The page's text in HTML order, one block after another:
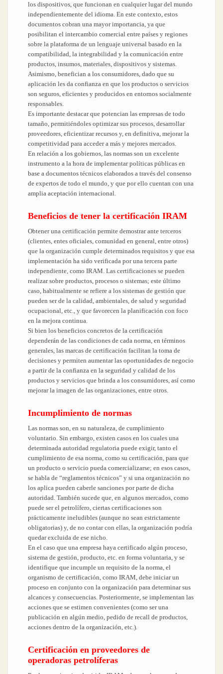
los dispositivos, que funcionan en cualquier lugar del mundo
independientemente del idioma. En este contexto, estos
documentos cobran una mayor importancia, ya que
posibilitan el intercambio comercial entre países y regiones
sobre la plataforma de un lenguaje universal basado en la
compatibilidad, la integrabilidad y la comunicación entre
productos, insumos, materiales, dispositivos y sistemas.
Asimismo, benefician a los consumidores, dado que su
aplicación les da confianza en que los productos o servicios
son seguros, eficientes y producidos en entornos socialmente
responsables.
Es importante destacar que potencian las empresas de todo
tamaño, permitiéndoles optimizar sus procesos, desarrollar
proveedores, eficientizar recursos y, en definitiva, mejorar la
competitividad para acceder a más y mejores mercados.
En relación a los gobiernos, las normas son un excelente
instrumento a la hora de implementar políticas públicas en
base a documentos técnicos elaborados a través del consenso
de expertos de todo el mundo, y que por ello cuentan con una
amplia aceptación internacional.
Beneficios de tener la certificación IRAM
Obtener una certificación permite demostrar ante terceros
(clientes, entes oficiales, comunidad en general, entre otros)
que la organización cumple determinados requisitos y que esa
implementación ha sido verificada por una tercera parte
independiente, como IRAM. Las certificaciones se pueden
realizar sobre productos, procesos o sistemas; este último
caso, habitualmente se refiere a los sistemas de gestión que
pueden ser de la calidad, ambientales, de salud y seguridad
ocupacional, etc., y que favorecen la planificación con foco
en la mejora continua.
Si bien los beneficios concretos de la certificación
dependerán de las condiciones de cada norma, en términos
generales, las marcas de certificación facilitan la toma de
decisiones y permiten aumentar las oportunidades de negocio
a partir de la confianza en la seguridad y calidad de los
productos y servicios que brinda a los consumidores, así como
mejorar la imagen de las organizaciones, entre otros.
Incumplimiento de normas
Las normas son, en su naturaleza, de cumplimiento
voluntario. Sin embargo, existen casos en los cuales una
determinada autoridad regulatoria puede exigir, tanto el
cumplimiento de esa norma, como su certificación, para que
un producto o servicio pueda comercializarse; en esos casos,
se habla de “reglamentos técnicos” y si una organización no
los aplica pueden caberle sanciones por parte de dicha
autoridad. También sucede que, en algunos mercados, como
puede ser el petrolífero, ciertas certificaciones son
prácticamente ineludibles (aunque no sean estrictamente
obligatorias) y, de no contar con ellas, la organización podría
quedar excluida de ese nicho.
En el caso que una empresa haya certificado algún proceso,
sistema de gestión, producto, etc. en forma voluntaria, y se
identifique que incumple un requisito de la norma, el
organismo de certificación, como IRAM, debe iniciar un
proceso en conjunto con la organización para determinar sus
alcances y consecuencias. Posteriormente, se implementan las
acciones que se estimen convenientes (como ser una
publicación en algún medio, pedido de recall de productos,
acciones dentro de la organización, etc.).
Certificación en proveedores de
operadoras petrolíferas